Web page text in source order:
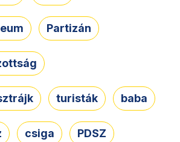
Partizán
turisták baba
csiga PDSZ